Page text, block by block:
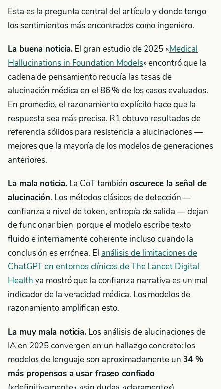
Esta es la pregunta central del artículo y donde tengo
los sentimientos más encontrados como ingeniero.
La buena noticia. El gran estudio de 2025 «Medical
Hallucinations in Foundation Models» encontró que la
cadena de pensamiento reducía las tasas de
alucinación médica en el 86 % de los casos evaluados.
En promedio, el razonamiento explícito hace que la
respuesta sea más precisa. R1 obtuvo resultados de
referencia sólidos para resistencia a alucinaciones —
mejores que la mayoría de los modelos de generaciones
anteriores.
La mala noticia. La CoT también oscurece la señal de
alucinación. Los métodos clásicos de detección —
confianza a nivel de token, entropía de salida — dejan
de funcionar bien, porque el modelo escribe texto
fluido e internamente coherente incluso cuando la
conclusión es errónea. El análisis de limitaciones de
ChatGPT en entornos clínicos de The Lancet Digital
Health ya mostró que la confianza narrativa es un mal
indicador de la veracidad médica. Los modelos de
razonamiento amplifican esto.
La muy mala noticia. Los análisis de alucinaciones de
IA en 2025 convergen en un hallazgo concreto: los
modelos de lenguaje son aproximadamente un 34 %
más propensos a usar fraseo confiado